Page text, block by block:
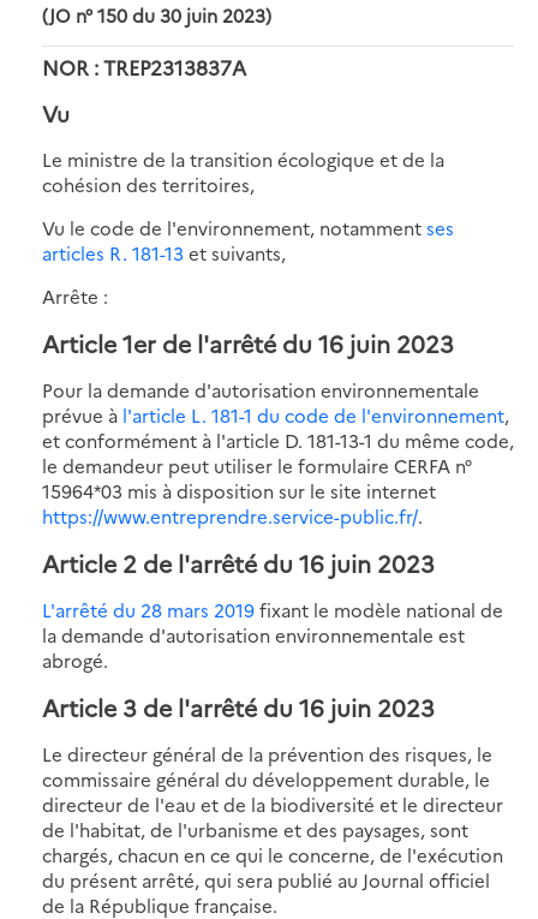
(JO n° 150 du 30 juin 2023)
NOR : TREP2313837A
Vu
Le ministre de la transition écologique et de la
cohésion des territoires,
Vu le code de l'environnement, notammentses
articles R. 181-13 et suivants,
Arrête :
Article 1er de l'arrêté du 16 juin 2023
Pour la demande d'autorisation environnementale
prévue à l'article L. 181-1 du code de l'environnement,
et conformément à l'article D. 181-13-1 du même code,
le demandeur peut utiliser le formulaire CERFA n°
15964*03 mis à disposition sur le site internet
https://www.entreprendre.service-public.fr/.
Article 2 de l'arrêté du 16 juin 2023
L'arrêté du 28 mars 2019fixant le modèle national de
la demande d'autorisation environnementale est
abrogé.
Article 3 de l'arrêté du 16 juin 2023
Le directeur général de la prévention des risques, le
commissaire général du développement durable, le
directeur de l'eau et de la biodiversité et le directeur
de l'habitat, de l'urbanisme et des paysages, sont
chargés, chacun en ce qui le concerne, de l'exécution
du présent arrêté, qui sera publié au Journal officiel
de la République française.